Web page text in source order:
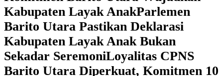
Kabupaten Layak AnakParlemen
Barito Utara Pastikan Deklarasi
Kabupaten Layak Anak Bukan
Sekadar SeremoniLoyalitas CPNS
Barito Utara Diperkuat, Komitmen 10